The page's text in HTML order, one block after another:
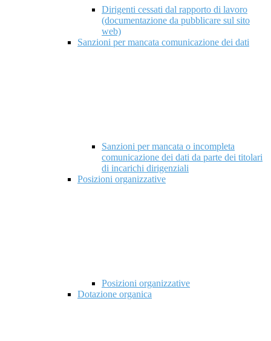
Dirigenti cessati dal rapporto di lavoro
(documentazione da pubblicare sul sito
web)
Sanzioni per mancata comunicazione dei dati
Sanzioni per mancata o incompleta
comunicazione dei dati da parte dei titolari
di incarichi dirigenziali
Posizioni organizzative
Posizioni organizzative
Dotazione organica